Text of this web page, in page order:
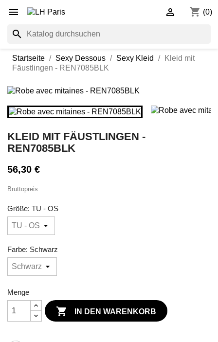
 shopping_cart (0)

search
Startseite Sexy Dessous Sexy Kleid
Kleid mit
Fäustlingen - REN7085BLK
KLEID MIT FÄUSTLINGEN -
REN7085BLK
56,30 €
Bruttopreis
Größe: TU - OS
Farbe: Schwarz
Menge
 IN DEN WARENKORB